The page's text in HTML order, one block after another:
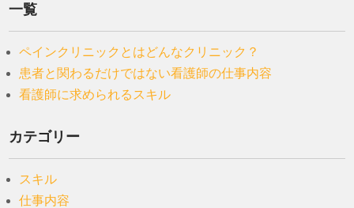
一覧
ペインクリニックとはどんなクリニック？
患者と関わるだけではない看護師の仕事内容
看護師に求められるスキル
カテゴリー
スキル
仕事内容